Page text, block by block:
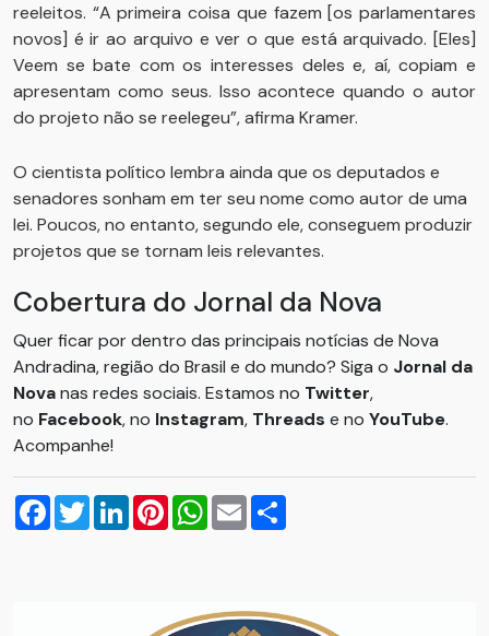
reeleitos. “A primeira coisa que fazem [os parlamentares
novos] é ir ao arquivo e ver o que está arquivado. [Eles]
Veem se bate com os interesses deles e, aí, copiam e
apresentam como seus. Isso acontece quando o autor
do projeto não se reelegeu”, afirma Kramer.
O cientista político lembra ainda que os deputados e
senadores sonham em ter seu nome como autor de uma
lei. Poucos, no entanto, segundo ele, conseguem produzir
projetos que se tornam leis relevantes.
Cobertura do Jornal da Nova
Quer ficar por dentro das principais notícias de Nova
Andradina, região do Brasil e do mundo? Siga o Jornal da
Novanas redes sociais. Estamos no Twitter,
no Facebook, no Instagram, Threads e no YouTube.
Acompanhe!
Facebook
TwitterLinkedInPinterestWhatsApp
Email